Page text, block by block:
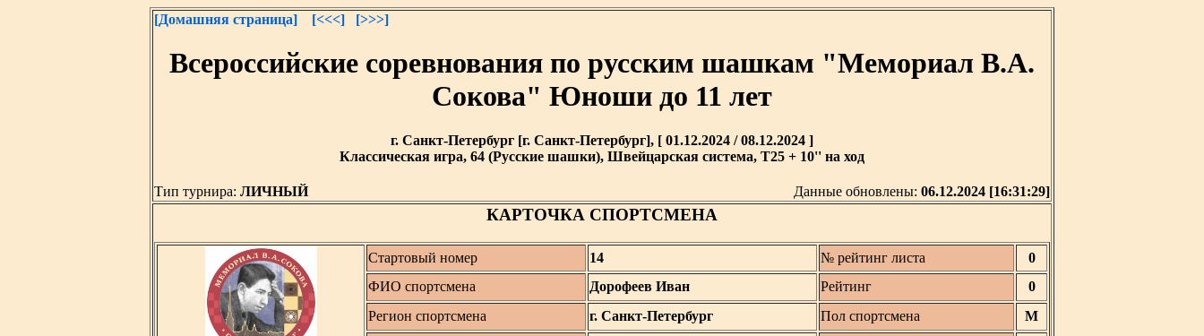
[Домашняя страница] [<<<] [>>>]
Всероссийские соревнования по русским шашкам "Мемориал В.А.
Сокова" Юноши до 11 лет
г. Санкт-Петербург [г. Санкт-Петербург], [ 01.12.2024 / 08.12.2024 ]
Классическая игра, 64 (Русские шашки), Швейцарская система, T25 + 10'' на ход
Тип турнира: ЛИЧНЫЙ Данные обновлены: 06.12.2024 [16:31:29]
КАРТОЧКА СПОРТСМЕНА
Стартовый номер 14 № рейтинг листа
0
ФИО спортсмена
Дорофеев Иван Рейтинг
0
Регион спортсмена
г. Санкт-Петербург Пол спортсмена
М